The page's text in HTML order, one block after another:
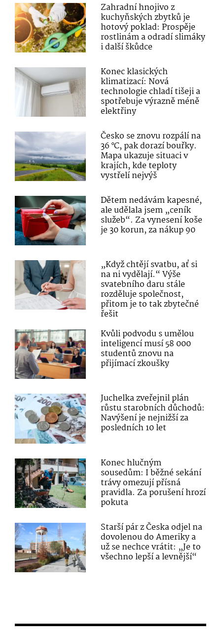
Zahradní hnojivo z
kuchyňských zbytků je
hotový poklad: Prospěje
rostlinám a odradí slimáky
i další škůdce
Konec klasických
klimatizací: Nová
technologie chladí tišeji a
spotřebuje výrazně méně
elektřiny
Česko se znovu rozpálí na
36 °C, pak dorazí bouřky.
Mapa ukazuje situaci v
krajích, kde teploty
vystřelí nejvýš
Dětem nedávám kapesné,
ale udělala jsem „ceník
služeb“. Za vynesení koše
je 30 korun, za nákup 90
„Když chtějí svatbu, ať si
na ni vydělají.“ Výše
svatebního daru stále
rozděluje společnost,
přitom je to tak zbytečné
řešit
Kvůli podvodu s umělou
inteligencí musí 58 000
studentů znovu na
přijímací zkoušky
Juchelka zveřejnil plán
růstu starobních důchodů:
Navýšení je nejnižší za
posledních 10 let
Konec hlučným
sousedům: I běžné sekání
trávy omezují přísná
pravidla. Za porušení hrozí
pokuta
Starší pár z Česka odjel na
dovolenou do Ameriky a
už se nechce vrátit: „Je to
všechno lepší a levnější“